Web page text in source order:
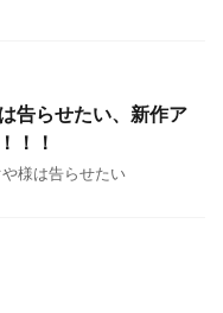
告らせたい、新作ア
！！
様は告らせたい